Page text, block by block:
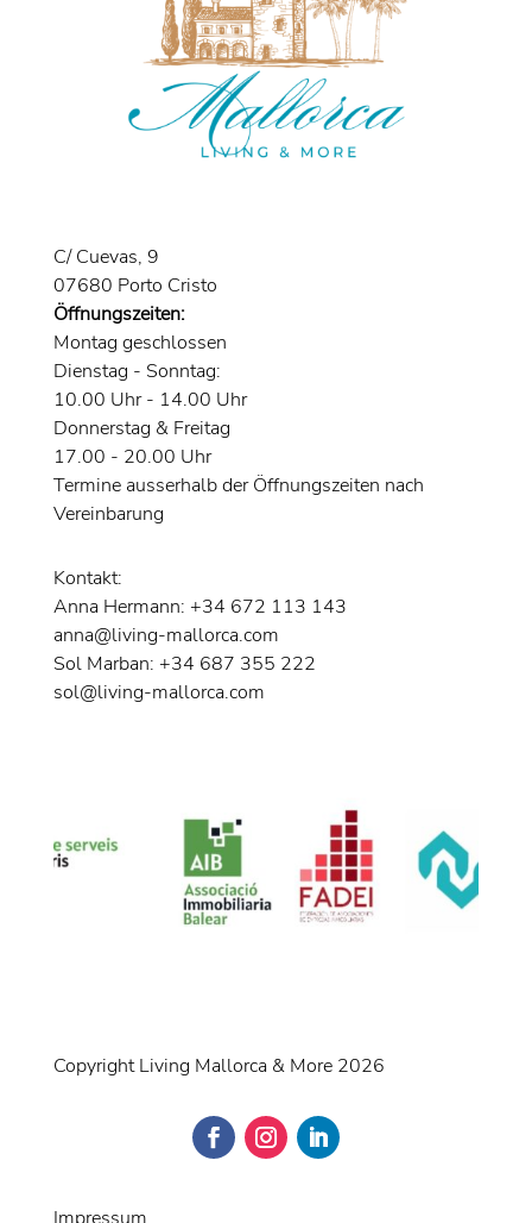
C/ Cuevas, 9
07680 Porto Cristo
Öffnungszeiten:
Montag geschlossen
Dienstag - Sonntag:
10.00 Uhr - 14.00 Uhr
Donnerstag & Freitag
17.00 - 20.00 Uhr
Termine ausserhalb der Öffnungszeiten nach
Vereinbarung
Kontakt:
Anna Hermann: +34 672 113 143
anna@living-mallorca.com
Sol Marban: +34 687 355 222
sol@living-mallorca.com
Copyright Living Mallorca & More 2026